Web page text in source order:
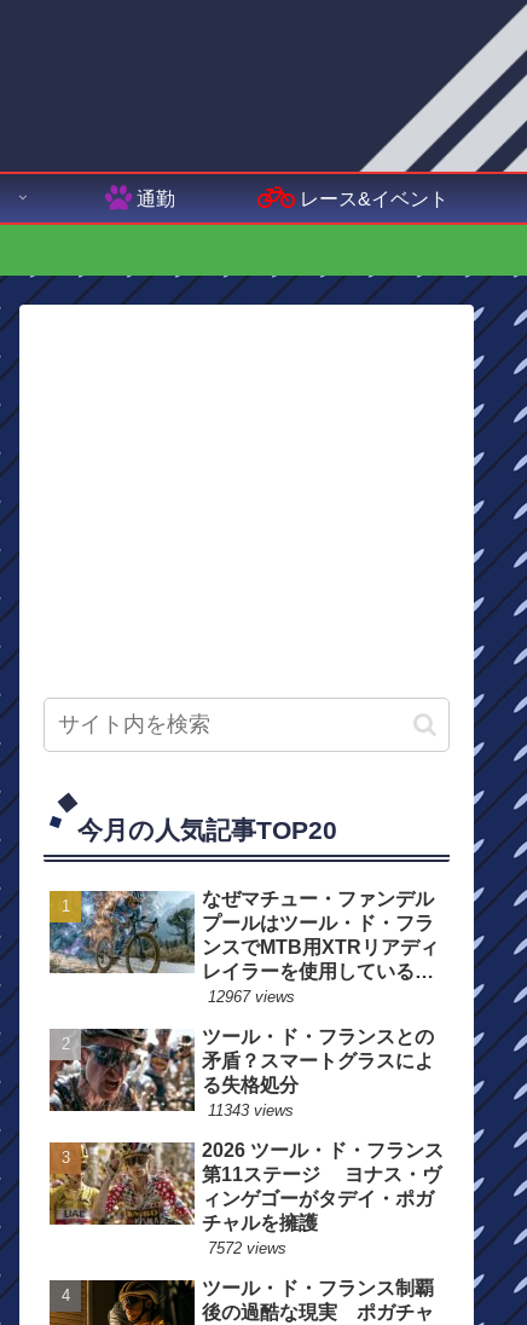
通勤 レース&イベント
今月の人気記事TOP20
なぜマチュー・ファンデル
プールはツール・ド・フラ
ンスでMTB用XTRリアディ
レイラーを使用しているの
か？
12967 views
ツール・ド・フランスとの
矛盾？スマートグラスによ
る失格処分
11343 views
2026 ツール・ド・フランス
第11ステージ ヨナス・ヴ
ィンゲゴーがタデイ・ポガ
チャルを擁護
7572 views
ツール・ド・フランス制覇
後の過酷な現実 ポガチャ